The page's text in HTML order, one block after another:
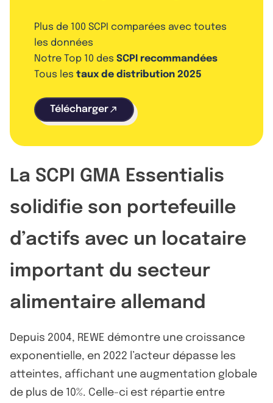
Plus de 100 SCPI comparées avec toutes
les données
Notre Top 10 des SCPI recommandées
Tous les taux de distribution 2025
Télécharger
La SCPI GMA Essentialis
solidifie son portefeuille
d’actifs avec un locataire
important du secteur
alimentaire allemand
Depuis 2004, REWE démontre une croissance
exponentielle, en 2022 l’acteur dépasse les
atteintes, affichant une augmentation globale
de plus de 10%. Celle-ci est répartie entre